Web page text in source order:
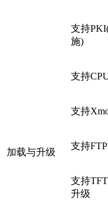
支持
施)
支持
加载与升级
支持
支持
支持
升级